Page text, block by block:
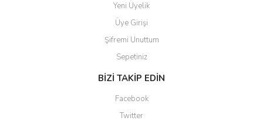
Yeni Üyelik
Üye Girişi
Şifremi Unuttum
Sepetiniz
BİZİ TAKİP EDİN
Facebook
Twitter